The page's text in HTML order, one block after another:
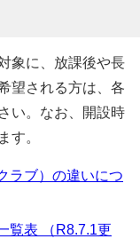
象に、放課後や長
望される方は、各
い。なお、開設時
す。
ラブ）の違いにつ
覧表 （R8.7.1更